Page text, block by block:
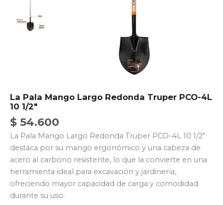
La Pala Mango Largo Redonda Truper PCO-4L
10 1/2″
$ 54.600
La Pala Mango Largo Redonda Truper PCO-4L 10 1/2″
destaca por su mango ergonómico y una cabeza de
acero al carbono resistente, lo que la convierte en una
herramienta ideal para excavación y jardinería,
ofreciendo mayor capacidad de carga y comodidad
durante su uso.